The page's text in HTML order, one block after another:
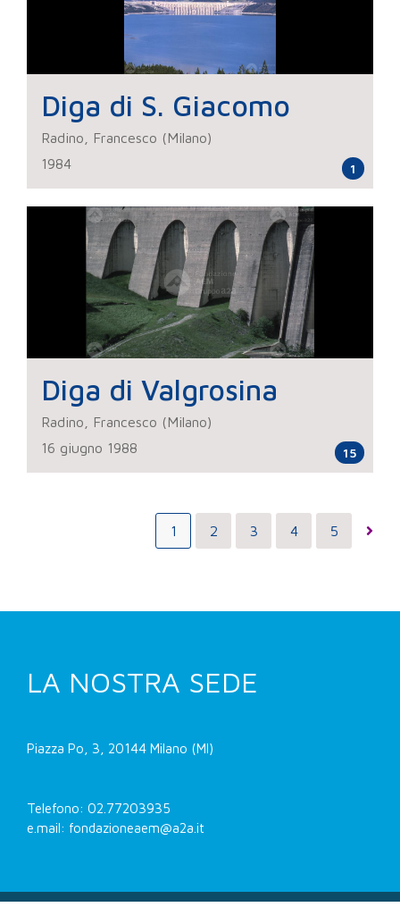
Diga di S. Giacomo
Radino, Francesco (Milano)
1984
1
Diga di Valgrosina
Radino, Francesco (Milano)
16 giugno 1988
15
1 2 3 4 5
LA NOSTRA SEDE
Piazza Po, 3, 20144 Milano (MI)
Telefono: 02.77203935
e.mail: fondazioneaem@a2a.it